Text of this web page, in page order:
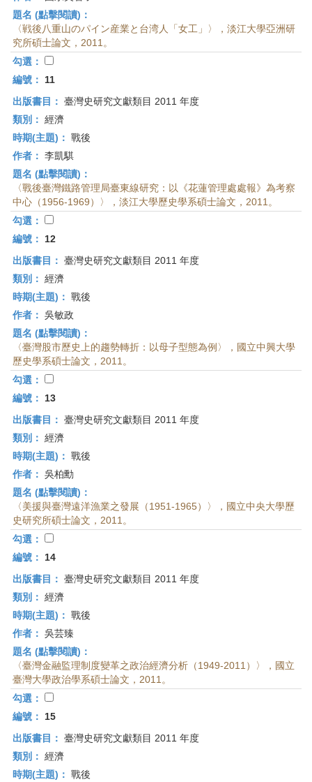
題名 (點擊閱讀)：
〈戦後八重山のパイン産業と台湾人「女工」〉，淡江大學亞洲研
究所碩士論文，2011。
勾選：
編號：
11
出版書目： 臺灣史研究文獻類目 2011 年度
類別： 經濟
時期(主題)： 戰後
作者： 李凱騏
題名 (點擊閱讀)：
〈戰後臺灣鐵路管理局臺東線研究：以《花蓮管理處處報》為考察
中心（1956-1969）〉，淡江大學歷史學系碩士論文，2011。
勾選：
編號：
12
出版書目： 臺灣史研究文獻類目 2011 年度
類別： 經濟
時期(主題)： 戰後
作者： 吳敏政
題名 (點擊閱讀)：
〈臺灣股市歷史上的趨勢轉折：以母子型態為例〉，國立中興大學
歷史學系碩士論文，2011。
勾選：
編號：
13
出版書目： 臺灣史研究文獻類目 2011 年度
類別： 經濟
時期(主題)： 戰後
作者： 吳柏勳
題名 (點擊閱讀)：
〈美援與臺灣遠洋漁業之發展（1951-1965）〉，國立中央大學歷
史研究所碩士論文，2011。
勾選：
編號：
14
出版書目： 臺灣史研究文獻類目 2011 年度
類別： 經濟
時期(主題)： 戰後
作者： 吳芸臻
題名 (點擊閱讀)：
〈臺灣金融監理制度變革之政治經濟分析（1949-2011）〉，國立
臺灣大學政治學系碩士論文，2011。
勾選：
編號：
15
出版書目： 臺灣史研究文獻類目 2011 年度
類別： 經濟
時期(主題)： 戰後